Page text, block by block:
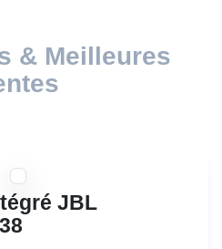
ventes
JBL Synthesis
ampli intégré pour régler le